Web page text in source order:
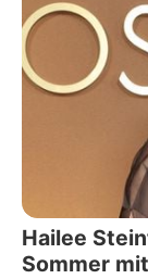
Hailee
Sommer